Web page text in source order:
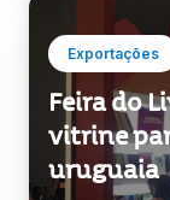
Exportações
Feira do
vitrine
uruguaia